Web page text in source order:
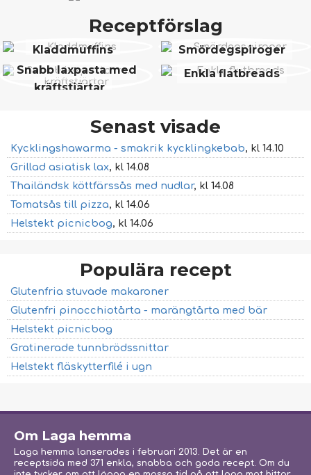
Receptförslag
Kladdmuffins
Smördegspiroger
Snabb laxpasta med
kräftstjärtar
Enkla flatbreads
Senast visade
Kycklingshawarma - smakrik kycklingkebab, kl 14.10
Grillad asiatisk lax, kl 14.08
Thailändsk köttfärssås med nudlar, kl 14.08
Tomatsås till pizza, kl 14.06
Helstekt picnicbog, kl 14.06
Populära recept
Glutenfria stuvade makaroner
Glutenfri pinocchiotårta - marängtårta med bär
Helstekt picnicbog
Gratinerade tunnbrödssnittar
Helstekt fläskytterfilé i ugn
Om Laga hemma
Laga hemma lanserades i februari 2013. Det är en
receptsida med 371 enkla, snabba och goda recept. Om du